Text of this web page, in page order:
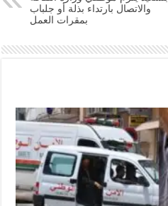
والاتصال بارتداء بذلة أو جلباب
بمقرات العمل